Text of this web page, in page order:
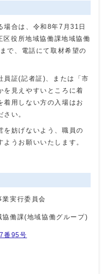
場合は、令和8年7月31日
役所地域協働課地域協働
で、電話にて取材希望の
員証(記者証)、または「市
を見えやすいところに着
着用しない方の入場はお
い。
を妨げないよう、職員の
うお願いいたします。
実行委員会
働課(地域協働グループ)
番95号